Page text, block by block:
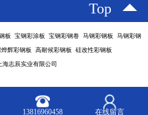
Top
板 宝钢彩涂板 宝钢彩钢卷 马钢彩钢板 马钢彩钢
辉彩钢板 高耐候彩钢板 硅改性彩钢板
海志辰实业有限公司
13816960458 在线留言